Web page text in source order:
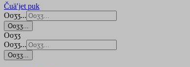
Čuäʹjet puk
Ooʒʒ...
Ooʒʒ...
Ooʒʒ
Ooʒʒ...
Ooʒʒ...